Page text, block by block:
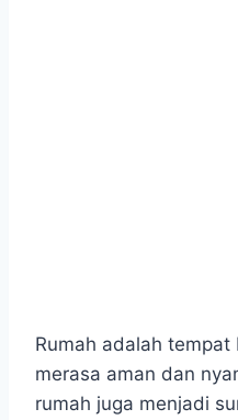
Rumah adalah
merasa aman dan
rumah juga menjadi